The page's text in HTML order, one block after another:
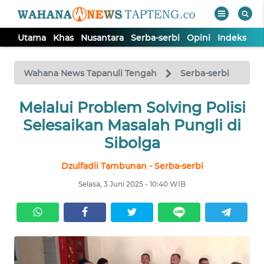
Utama Khas Nusantara Serba-serbi Opini Indeks
Wahana News Tapanuli Tengah Serba-serbi
Melalui Problem Solving Polisi
Selesaikan Masalah Pungli di
Sibolga
Dzulfadli Tambunan - Serba-serbi
Selasa, 3 Juni 2025 - 10:40 WIB
TV
Tutup
UTAMA
NUSANTARA
SERBA-
SERBI